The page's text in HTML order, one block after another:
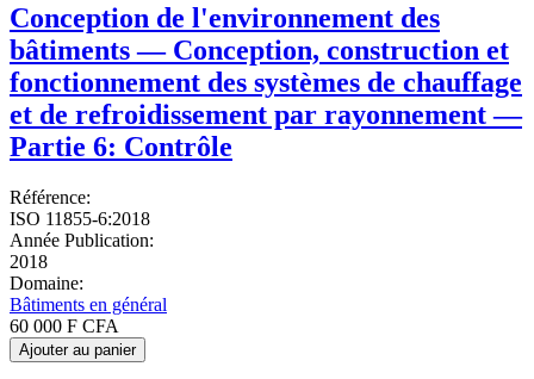
Conception de l'environnement des
bâtiments — Conception, construction et
fonctionnement des systèmes de chauffage
et de refroidissement par rayonnement —
Partie 6: Contrôle
Référence:
ISO 11855-6:2018
Année Publication:
2018
Domaine:
Bâtiments en général
60 000 F CFA
Ajouter au panier